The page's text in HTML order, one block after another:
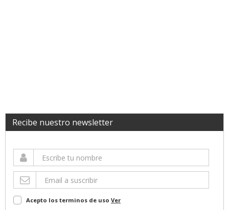
Recibe nuestro newsletter
Acepto los terminos de uso Ver